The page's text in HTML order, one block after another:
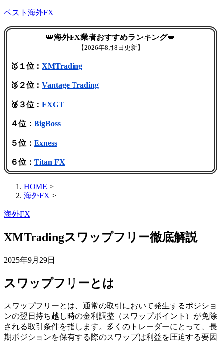
ベスト海外FX
👑海外FX業者おすすめランキング👑
【2026年8月8日更新】
🥇１位： XMTrading
🥈２位： Vantage Trading
🥉３位： FXGT
４位： BigBoss
５位： Exness
６位： Titan FX
HOME >
海外FX >
海外FX
XMTradingスワップフリー徹底解説
2025年9月29日
スワップフリーとは
スワップフリーとは、通常の取引において発生するポジショ
ンの翌日持ち越し時の金利調整（スワップポイント）が免除
される取引条件を指します。多くのトレーダーにとって、長
期ポジションを保有する際のスワップは利益を圧迫する要因